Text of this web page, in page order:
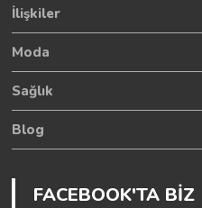
İlişkiler
Moda
Sağlık
Blog
FACEBOOK'TA BİZ